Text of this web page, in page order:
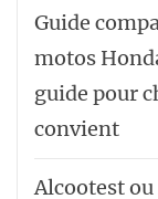
Guide
motos
guide pour
convient
Alcootest